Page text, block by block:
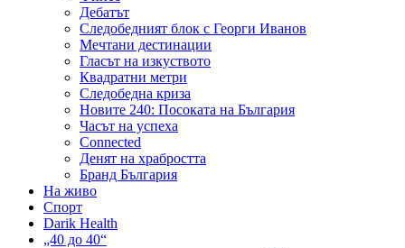
Дебатът
Следобедният блок с Георги Иванов
Мечтани дестинации
Гласът на изкуството
Квадратни метри
Следобедна криза
Новите 240: Посоката на България
Часът на успеха
Connected
Денят на храбростта
Бранд България
На живо
Спорт
Darik Health
„40 до 40“